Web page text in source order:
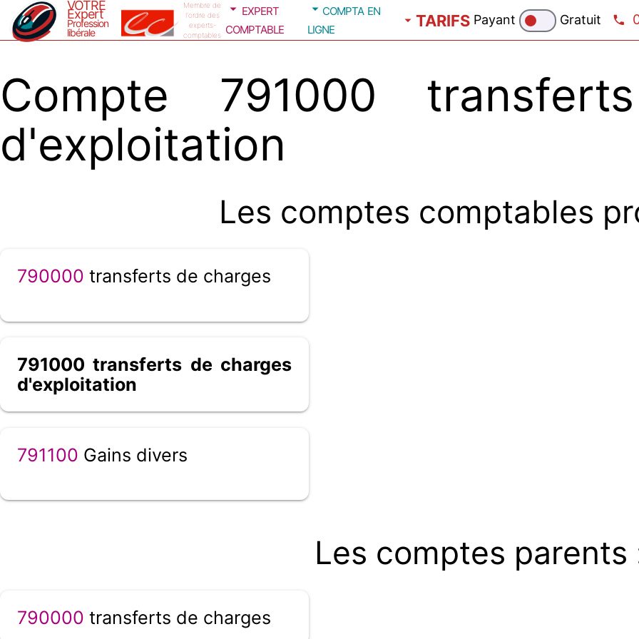
VOTRE
Expert
Profession
libérale
Membre de
l'ordre des
experts-
comptables
expert
comptable
compta en
ligne
TARIFS Payant Gratuit
Compte 791000
d'exploitation
Les comptes comptables
790000 transferts de charges
791000 transferts de charges
d'exploitation
791100 Gains divers
Les comptes parents
790000 transferts de charges